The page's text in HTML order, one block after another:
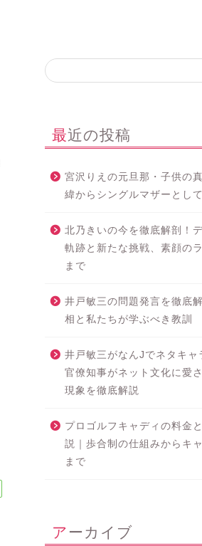
最近の投稿
宮沢りえの元旦那・子供の
緯からシングルマザーとし
北乃きいの今を徹底解剖！
軌跡と新たな挑戦、素顔の
まで
井戸敏三の問題発言を徹底
相と私たちが学ぶべき教訓
井戸敏三がなんJでネタキャ
官僚知事がネット文化に愛
現象を徹底解説
プロゴルフキャディの料金
説｜歩合制の仕組みからキ
まで
アーカイブ